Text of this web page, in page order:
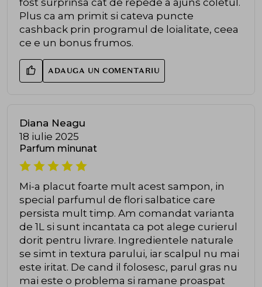
fost surprinsa cat de repede a ajuns coletul.
Plus ca am primit si cateva puncte
cashback prin programul de loialitate, ceea
ce e un bonus frumos.
ADAUGA UN COMENTARIU
Diana Neagu
18 iulie 2025
Parfum minunat
Mi-a placut foarte mult acest sampon, in
special parfumul de flori salbatice care
persista mult timp. Am comandat varianta
de 1L si sunt incantata ca pot alege curierul
dorit pentru livrare. Ingredientele naturale
se simt in textura parului, iar scalpul nu mai
este iritat. De cand il folosesc, parul gras nu
mai este o problema si ramane proaspat